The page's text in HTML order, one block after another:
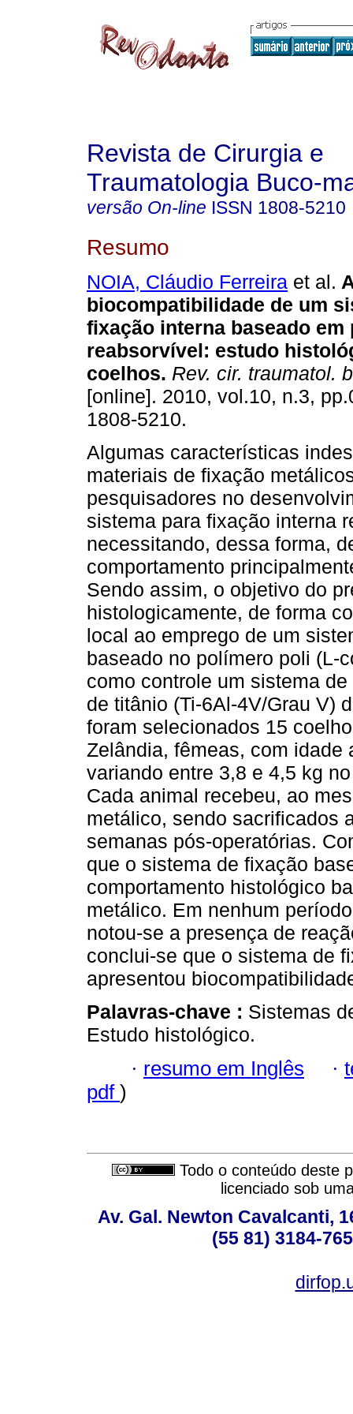
Revista de Cirurgia e
Traumatologia Buco-
versão On-line ISSN 1808-5210
Resumo
NOIA, Cláudio Ferreira et al.
biocompatibilidade de um
fixação interna baseado em
reabsorvível: estudo
coelhos. Rev. cir. traumatol.
[online]. 2010, vol.10, n.3,
1808-5210.
Algumas características
materiais de fixação
pesquisadores no
sistema para fixação interna
necessitando, dessa forma,
comportamento
Sendo assim, o objetivo do
histologicamente, de forma
local ao emprego de um
baseado no polímero poli (L-
como controle um sistema
de titânio (Ti-6Al-4V/Grau V)
foram selecionados 15
Zelândia, fêmeas, com idade
variando entre 3,8 e 4,5 kg
Cada animal recebeu, ao
metálico, sendo sacrificados
semanas pós-operatórias.
que o sistema de fixação
comportamento histológico
metálico. Em nenhum
notou-se a presença de
conclui-se que o sistema de
apresentou
Palavras-chave : Sistemas
Estudo histológico.
· resumo em Inglês ·
pdf )
Todo o conteúdo deste
licenciado sob
Av. Gal. Newton Cavalcanti,
(55 81) 3184-